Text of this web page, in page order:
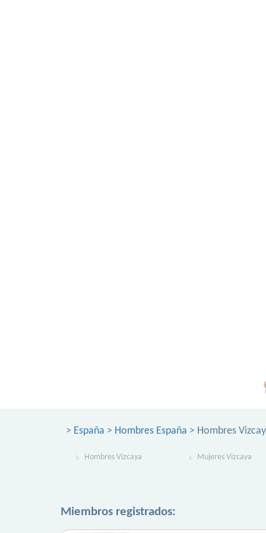
> España > Hombres España > Hombres
Hombres Vizcaya Mujeres Vizcaya
Miembros registrados: